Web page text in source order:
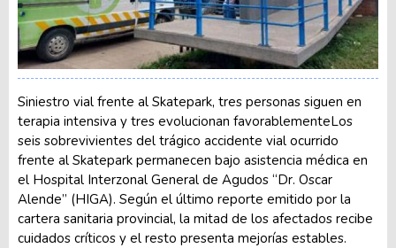
Siniestro vial frente al Skatepark, tres personas siguen en
terapia intensiva y tres evolucionan favorablementeLos
seis sobrevivientes del trágico accidente vial ocurrido
frente al Skatepark permanecen bajo asistencia médica en
el Hospital Interzonal General de Agudos “Dr. Oscar
Alende” (HIGA). Según el último reporte emitido por la
cartera sanitaria provincial, la mitad de los afectados recibe
cuidados críticos y el resto presenta mejorías estables.